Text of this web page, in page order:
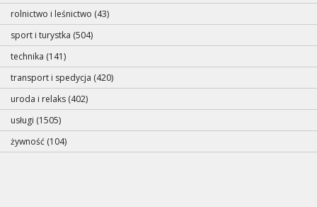
rolnictwo i leśnictwo (43)
sport i turystka (504)
technika (141)
transport i spedycja (420)
uroda i relaks (402)
usługi (1505)
żywność (104)